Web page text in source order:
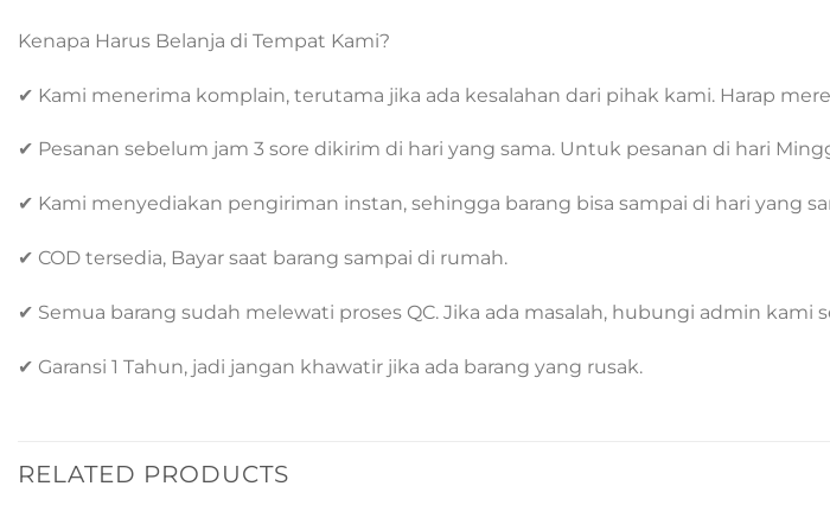
Kenapa Harus Belanja di Tempat Kami?
✔ Kami menerima komplain, terutama jika ada kesalahan dari pihak kami. Harap
✔ Pesanan sebelum jam 3 sore dikirim di hari yang sama. Untuk pesanan di hari
✔ Kami menyediakan pengiriman instan, sehingga barang bisa sampai di hari yang
✔ COD tersedia, Bayar saat barang sampai di rumah.
✔ Semua barang sudah melewati proses QC. Jika ada masalah, hubungi admin
✔ Garansi 1 Tahun, jadi jangan khawatir jika ada barang yang rusak.
RELATED PRODUCTS